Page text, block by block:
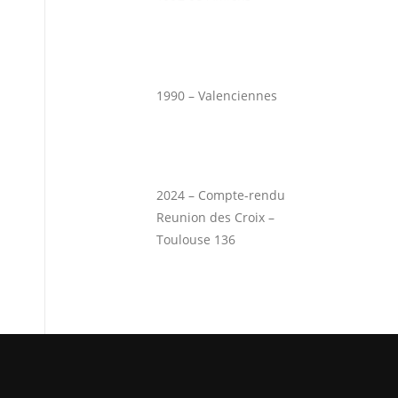
1990 – Valenciennes
2024 – Compte-rendu
Reunion des Croix –
Toulouse 136